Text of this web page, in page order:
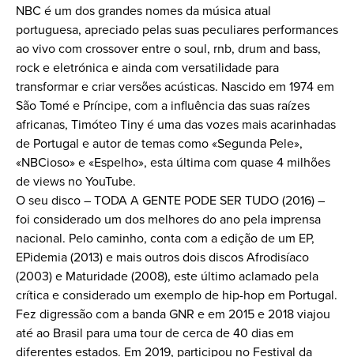
NBC é um dos grandes nomes da música atual
portuguesa, apreciado pelas suas peculiares performances
ao vivo com crossover entre o soul, rnb, drum and bass,
rock e eletrónica e ainda com versatilidade para
transformar e criar versões acústicas. Nascido em 1974 em
São Tomé e Príncipe, com a influência das suas raízes
africanas, Timóteo Tiny é uma das vozes mais acarinhadas
de Portugal e autor de temas como «Segunda Pele»,
«NBCioso» e «Espelho», esta última com quase 4 milhões
de views no YouTube.
O seu disco – TODA A GENTE PODE SER TUDO (2016) –
foi considerado um dos melhores do ano pela imprensa
nacional. Pelo caminho, conta com a edição de um EP,
EPidemia (2013) e mais outros dois discos Afrodisíaco
(2003) e Maturidade (2008), este último aclamado pela
crítica e considerado um exemplo de hip-hop em Portugal.
Fez digressão com a banda GNR e em 2015 e 2018 viajou
até ao Brasil para uma tour de cerca de 40 dias em
diferentes estados. Em 2019, participou no Festival da